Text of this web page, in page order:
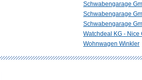
Schwabengarage
Schwabengarage
Schwabengarage
Watchdeal KG - Nice
Wohnwagen Winkler